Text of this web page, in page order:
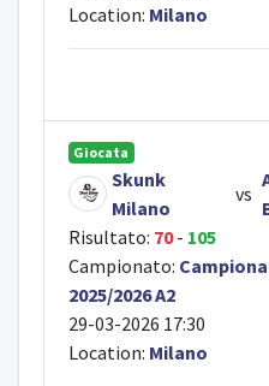
Location: Milano
Giocata
Skunk
Milano
vs
Risultato: 70- 105
Campionato:
2025/2026 A2
29-03-2026 17:30
Location: Milano